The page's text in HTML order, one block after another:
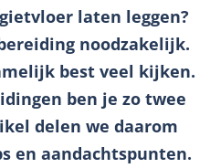
laten leggen?
noodzakelijk.
best veel kijken.
ben je zo twee
delen we daarom
en aandachtspunten.